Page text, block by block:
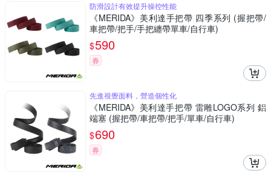
防滑設計有效提升操控性能
《MERIDA》美利達手把帶 四季系列 (握把帶/
車把帶/把手/手把纏帶單車/自行車)
$590
券
先進視覺面料，營造個性化
《MERIDA》美利達手把帶 雷雕LOGO系列 鋁
端塞 (握把帶/車把帶/把手/單車/自行車)
$690
券